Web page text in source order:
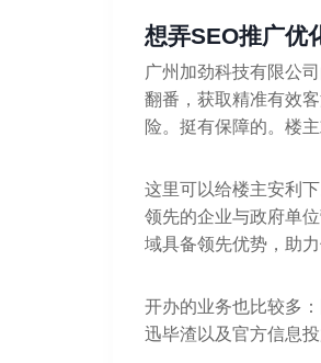
想弄SEO推广优
广州加劲科技有限公
翻番，获取精准有效
险。挺有保障的。楼
这里可以给楼主安利
领先的企业与政府单
域具备领先优势，助
开办的业务也比较多
迅毕渣以及官方信息投